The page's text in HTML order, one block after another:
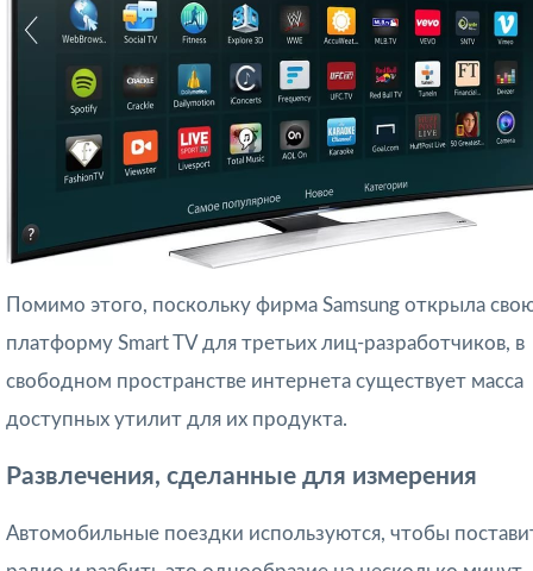
Помимо этого, поскольку фирма Samsung открыла
платформу Smart TV для третьих лиц-разработчиков, в
свободном пространстве интернета существует масса
доступных утилит для их продукта.
Развлечения, сделанные для измерения
Автомобильные поездки используются, чтобы